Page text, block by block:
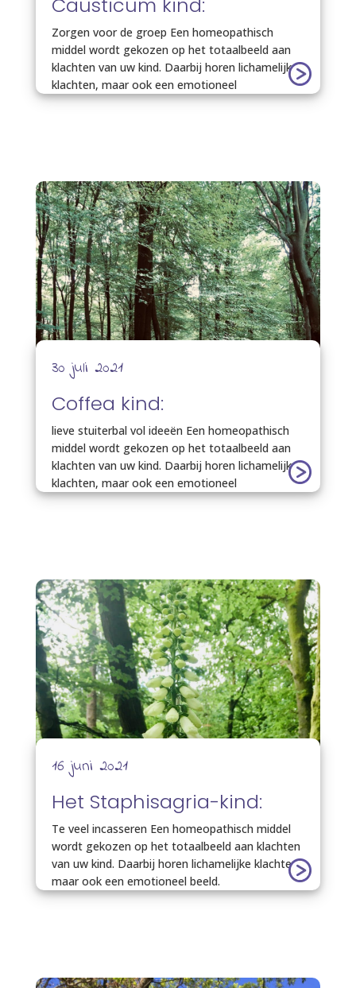
Zorgen voor de groep Een homeopathisch
middel wordt gekozen op het totaalbeeld aan
klachten van uw kind. Daarbij horen lichamelijke
klachten, maar ook een emotioneel
30 juli 2021
Coffea kind:
lieve stuiterbal vol ideeën Een homeopathisch
middel wordt gekozen op het totaalbeeld aan
klachten van uw kind. Daarbij horen lichamelijke
klachten, maar ook een emotioneel
16 juni 2021
Het Staphisagria-kind:
Te veel incasseren Een homeopathisch middel
wordt gekozen op het totaalbeeld aan klachten
van uw kind. Daarbij horen lichamelijke klachten,
maar ook een emotioneel beeld.